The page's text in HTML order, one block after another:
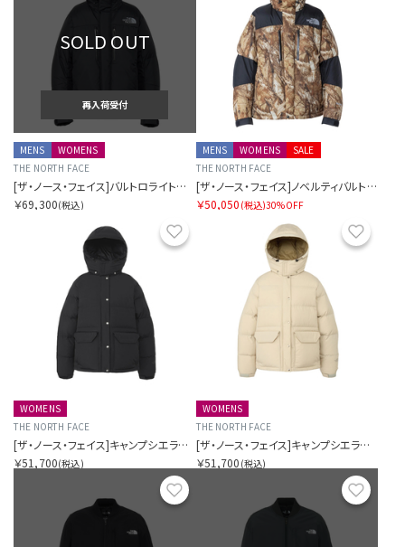
SOLD OUT
再入荷受付
MENS
WOMENS
THE NORTH FACE
[ザ・ノース・フェイス]バルトロライトジャケット
￥69,300(税込)
SALE
MENS
WOMENS
THE NORTH FACE
[ザ・ノース・フェイス]ノベルティバルトロライトジャケット
￥50,050 (税込)30%OFF
お気に入り
WOMENS
THE NORTH FACE
[ザ・ノース・フェイス]キャンプシエラショート
￥51,700(税込)
WOMENS
THE NORTH FACE
[ザ・ノース・フェイス]キャンプシエラショート
￥51,700 (税込)
お気に入り